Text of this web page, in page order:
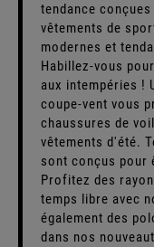
tendance
vêtements de
modernes et
Habillez-vous
aux intempéries !
coupe-vent vous
chaussures de
vêtements d'été.
sont conçus pour
Profitez des
temps libre avec
également des
dans nos